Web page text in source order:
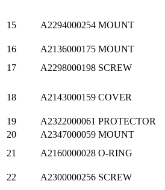
15 A2294000254 MOUNT
16 A2136000175 MOUNT
17
A2298000198 SCREW
18 A2143000159 COVER
19 A2322000061 PROTECTOR
20
A2347000059 MOUNT
21
A2160000028 O-RING
22 A2300000256 SCREW